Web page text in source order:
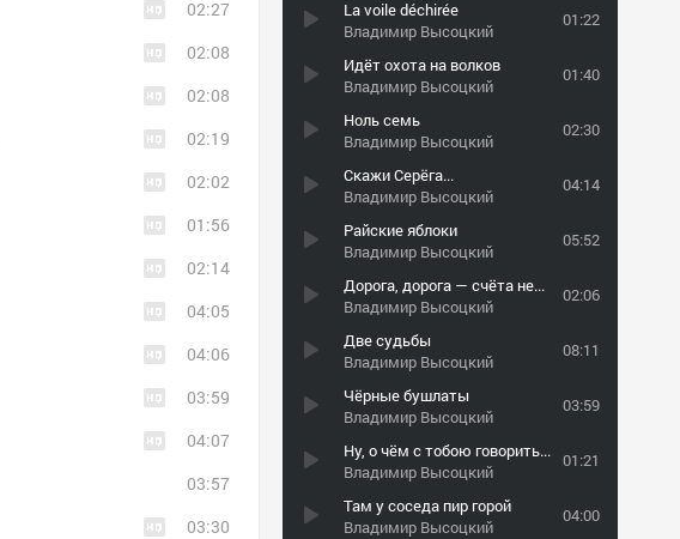
La voile déchirée
Владимир Высоцкий
01:22
Идёт охота на волков
Владимир Высоцкий
01:40
Ноль семь
Владимир Высоцкий
02:30
Скажи Серёга...
Владимир Высоцкий
04:14
Райские яблоки
Владимир Высоцкий
05:52
Дорога, дорога — счёта нет шагам…
Владимир Высоцкий
02:06
Две судьбы
Владимир Высоцкий
08:11
Чёрные бушлаты
Владимир Высоцкий
03:59
Ну, о чём с тобою говорить!…
Владимир Высоцкий
01:21
Там у соседа пир горой
Владимир Высоцкий
04:00
02:27
02:08
02:08
02:19
02:02
01:56
02:14
04:05
04:06
03:59
04:07
03:57
03:30